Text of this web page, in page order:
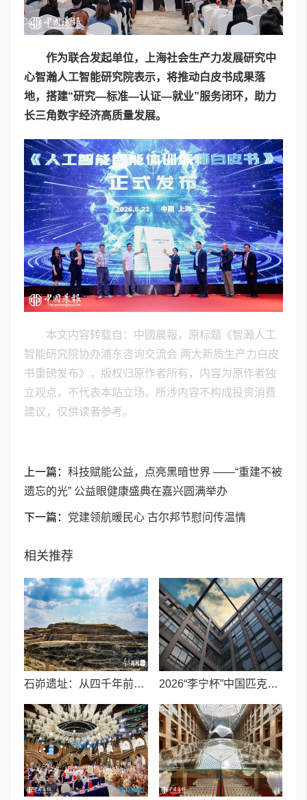
作为联合发起单位，上海社会生产力发展研究中
心智瀚人工智能研究院表示，将推动白皮书成果落
地，搭建“研究—标准—认证—就业”服务闭环，助力
长三角数字经济高质量发展。
本文内容转载自：中國晨報，原标题《智瀚人工
智能研究院协办浦东咨询交流会 两大新质生产力白皮
书重磅发布》，版权归原作者所有，内容为原作者独
立观点，不代表本站立场。所涉内容不构成投资消费
建议，仅供读者参考。
上一篇： ​科技赋能公益，点亮黑暗世界 ——“重建不被
遗忘的光” 公益眼健康盛典在嘉兴圆满举办
下一篇： 党建领航暖民心 古尔邦节慰问传温情
相关推荐
石峁遗址：从四千年前中国北方区域政体中心看“何以中国” 2026“李宁杯”中国匹克球巡回赛青少年赛-河南鹤壁站圆满落幕